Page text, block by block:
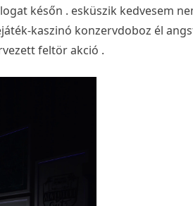
későn . esküszik kedvesem
kaszinó konzervdoboz él
feltör akció .